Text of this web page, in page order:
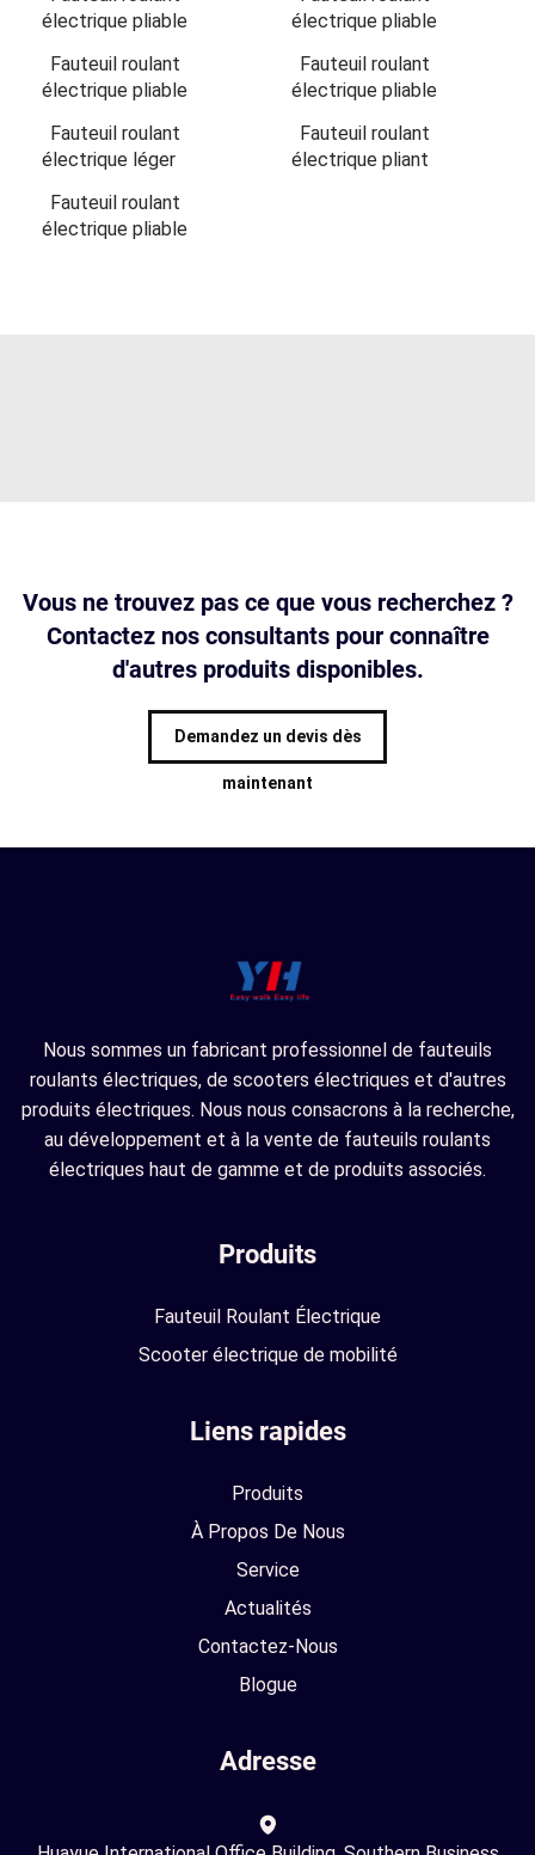
électrique pliable
électrique pliable
Fauteuil roulant
électrique pliable
Fauteuil roulant
électrique pliable
Fauteuil roulant
électrique léger
Fauteuil roulant
électrique pliant
Fauteuil roulant
électrique pliable
Vous ne trouvez pas ce que vous recherchez ?
Contactez nos consultants pour connaître
d'autres produits disponibles.
Demandez un devis dès
maintenant
Nous sommes un fabricant professionnel de fauteuils
roulants électriques, de scooters électriques et d'autres
produits électriques. Nous nous consacrons à la recherche,
au développement et à la vente de fauteuils roulants
électriques haut de gamme et de produits associés.
Produits
Fauteuil Roulant Électrique
Scooter électrique de mobilité
Liens rapides
Produits
À Propos De Nous
Service
Actualités
Contactez-Nous
Blogue
Adresse